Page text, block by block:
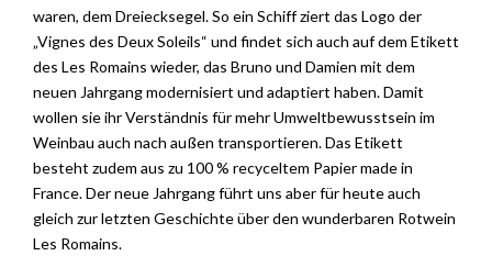
waren, dem Dreiecksegel. So ein Schiff ziert das Logo der
„Vignes des Deux Soleils“ und findet sich auch auf dem Etikett
des Les Romains wieder, das Bruno und Damien mit dem
neuen Jahrgang modernisiert und adaptiert haben. Damit
wollen sie ihr Verständnis für mehr Umweltbewusstsein im
Weinbau auch nach außen transportieren. Das Etikett
besteht zudem aus zu 100 % recyceltem Papier made in
France. Der neue Jahrgang führt uns aber für heute auch
gleich zur letzten Geschichte über den wunderbaren Rotwein
Les Romains.